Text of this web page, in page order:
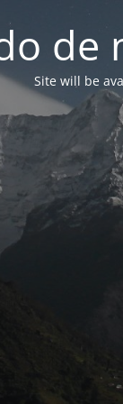
de
Site will be